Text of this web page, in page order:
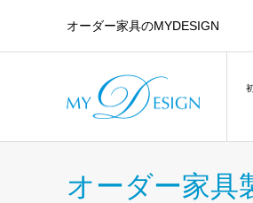
オーダー家具のMYDESIGN
オーダー家具